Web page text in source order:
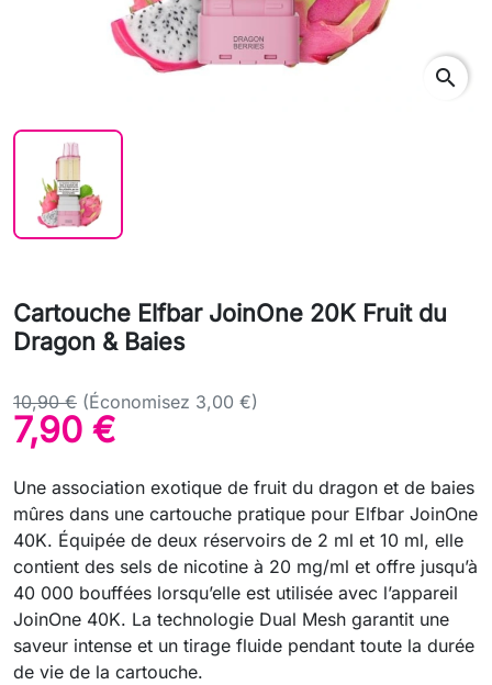
search
Cartouche Elfbar JoinOne 20K Fruit du
Dragon & Baies
10,90 € (Économisez 3,00 €)
7,90 €
Une association exotique de fruit du dragon et de baies
mûres dans une cartouche pratique pour Elfbar JoinOne
40K. Équipée de deux réservoirs de 2 ml et 10 ml, elle
contient des sels de nicotine à 20 mg/ml et offre jusqu’à
40 000 bouffées lorsqu’elle est utilisée avec l’appareil
JoinOne 40K. La technologie Dual Mesh garantit une
saveur intense et un tirage fluide pendant toute la durée
de vie de la cartouche.